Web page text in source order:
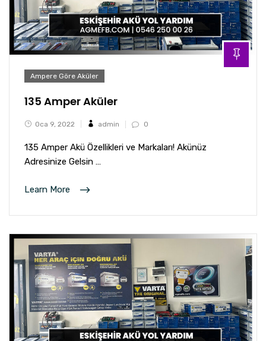
Ampere Göre Aküler
135 Amper Aküler
Oca 9, 2022 admin 0
135 Amper Akü Özellikleri ve Markaları! Akünüz
Adresinize Gelsin …
Learn More